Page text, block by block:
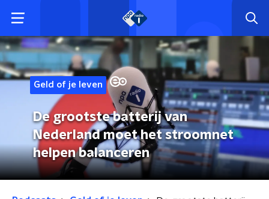
Geld of je leven
De grootste batterij van
Nederland moet het stroomnet
helpen balanceren